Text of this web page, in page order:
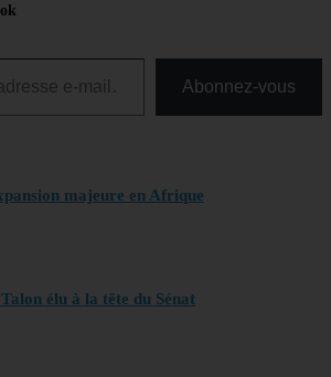
Abonnez-vous
majeure en Afrique
élu à la tête du Sénat